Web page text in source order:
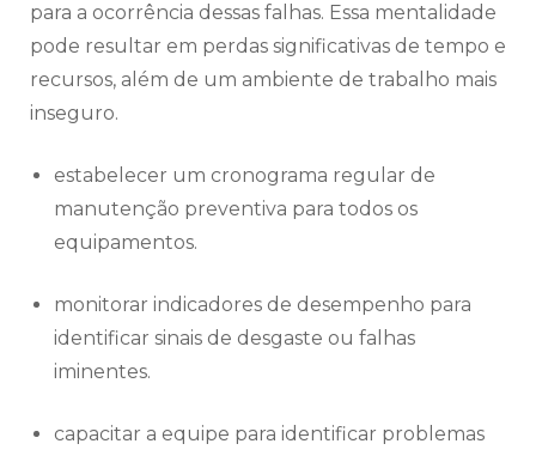
para a ocorrência dessas falhas. Essa mentalidade
pode resultar em perdas significativas de tempo e
recursos, além de um ambiente de trabalho mais
inseguro.
estabelecer um cronograma regular de
manutenção preventiva para todos os
equipamentos.
monitorar indicadores de desempenho para
identificar sinais de desgaste ou falhas
iminentes.
capacitar a equipe para identificar problemas